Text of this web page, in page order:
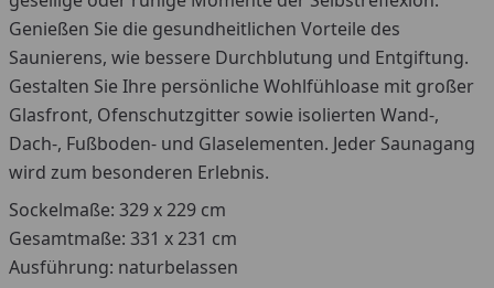
Genießen Sie die gesundheitlichen Vorteile des
Saunierens, wie bessere Durchblutung und Entgiftung.
Gestalten Sie Ihre persönliche Wohlfühloase mit großer
Glasfront, Ofenschutzgitter sowie isolierten Wand-,
Dach-, Fußboden- und Glaselementen. Jeder Saunagang
wird zum besonderen Erlebnis.
Sockelmaße: 329 x 229 cm
Gesamtmaße: 331 x 231 cm
Ausführung: naturbelassen